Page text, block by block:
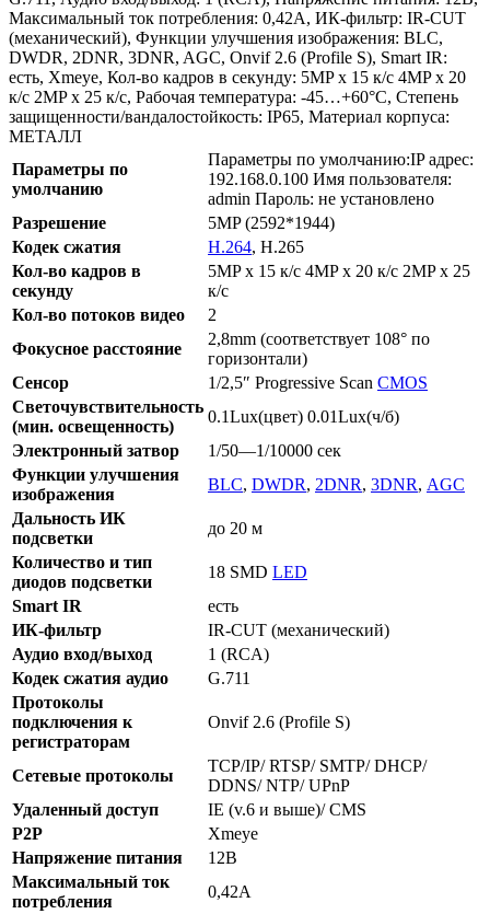
Максимальный ток потребления: 0,42А, ИК-фильтр: IR-CUT
(механический), Функции улучшения изображения: BLC,
DWDR, 2DNR, 3DNR, AGC, Onvif 2.6 (Profile S), Smart IR:
есть, Xmeye, Кол-во кадров в секунду: 5MP х 15 к/с 4MP х 20
к/с 2MP х 25 к/с, Рабочая температура: -45…+60°С, Степень
защищенности/вандалостойкость: IP65, Материал корпуса:
МЕТАЛЛ
Параметры по
умолчанию
Параметры по умолчанию:IP адрес:
192.168.0.100 Имя пользователя:
admin Пароль: не установлено
Разрешение
5MP (2592*1944)
Кодек сжатия
H.264, H.265
Кол-во кадров в
секунду
5MP х 15 к/с 4MP х 20 к/с 2MP х 25
к/с
Кол-во потоков видео
2
Фокусное расстояние
2,8mm (соответствует 108° по
горизонтали)
Сенсор
1/2,5″ Progressive Scan CMOS
Светочувствительность
(мин. освещенность)
0.1Lux(цвет) 0.01Lux(ч/б)
Электронный затвор
1/50—1/10000 сек
Функции улучшения
изображения
BLC, DWDR, 2DNR, 3DNR, AGC
Дальность ИК
подсветки
до 20 м
Количество и тип
диодов подсветки
18 SMD LED
Smart IR
есть
ИК-фильтр
IR-CUT (механический)
Аудио вход/выход
1 (RCA)
Кодек сжатия аудио
G.711
Протоколы
подключения к
регистраторам
Onvif 2.6 (Profile S)
Сетевые протоколы
TCP/IP/ RTSP/ SMTP/ DHCP/
DDNS/ NTP/ UPnP
Удаленный доступ
IE (v.6 и выше)/ CMS
P2P
Xmeye
Напряжение питания
12В
Максимальный ток
потребления
0,42А